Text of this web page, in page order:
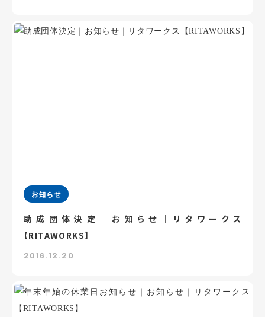
お知らせ
助成団体決定｜お知らせ｜リタワークス
【RITAWORKS】
2016.12.20